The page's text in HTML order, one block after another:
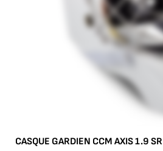
CASQUE GARDIEN CCM AXIS 1.9 SR